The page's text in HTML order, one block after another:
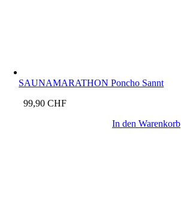
SAUNAMARATHON Poncho Sannt
99,90CHF
In den Warenkorb